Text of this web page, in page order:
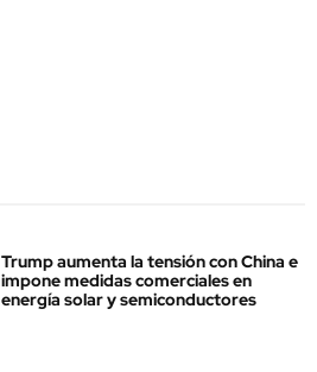
Trump aumenta la tensión con China e
impone medidas comerciales en
energía solar y semiconductores